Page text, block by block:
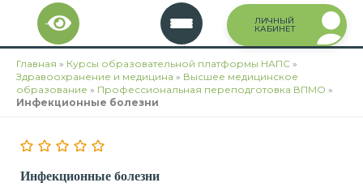
Перейти
содержимому
ЛИЧНЫЙ
КАБИНЕТ
Главная » Курсы образовательной платформы НАПС »
Здравоохранение и медицина » Высшее медицинское
образование » Профессиональная переподготовка ВПМО »
Инфекционные болезни
Инфекционные болезни